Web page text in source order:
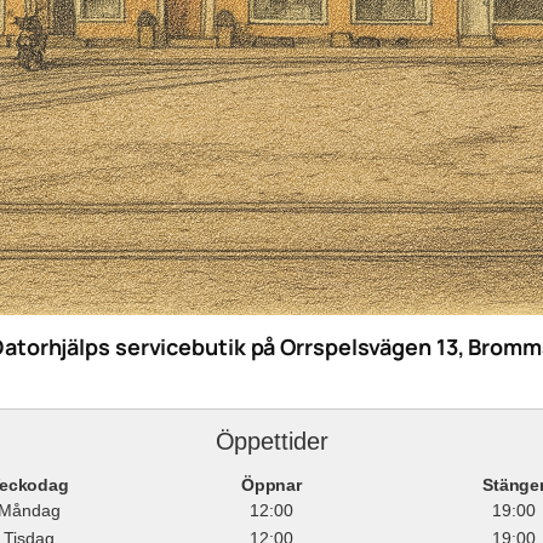
servicebutik på Orrspelsvägen 13,
Öppettider
Öppnar
12:00
19:00
Tisdag
12:00 19:00